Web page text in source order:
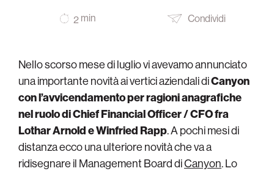
2 min Condividi
Nello scorso mese di luglio vi avevamo annunciato
una importante novità ai vertici aziendali diCanyon
con l’avvicendamento per ragioni anagrafiche
nel ruolo di Chief Financial Officer / CFO fra
Lothar Arnold e Winfried Rapp. A pochi mesi di
distanza ecco una ulteriore novità che va a
ridisegnare il Management Board diCanyon. Lo